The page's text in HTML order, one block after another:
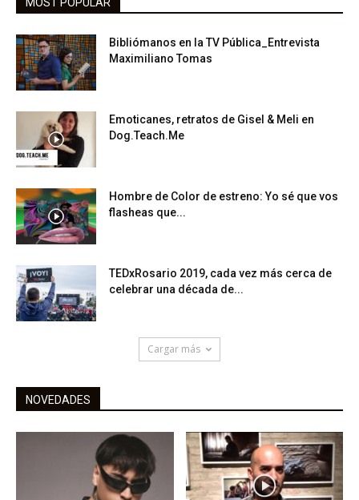
Bibliómanos en la TV Pública_Entrevista
Maximiliano Tomas
Emoticanes, retratos de Gisel & Meli en
Dog.Teach.Me
Hombre de Color de estreno: Yo sé que vos
flasheas que...
TEDxRosario 2019, cada vez más cerca de
celebrar una década de...
Cargar más
NOVEDADES